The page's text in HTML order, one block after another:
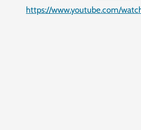
https://www.youtube.com/